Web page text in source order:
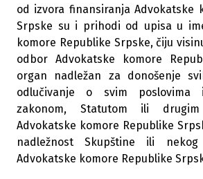
od izvora finansiranja Advokatske
Srpske su i prihodi od upisa u
komore Republike Srpske, čiju
odbor Advokatske komore
organ nadležan za donošenje
odlučivanje o svim
zakonom, Statutom ili
Advokatske komore Republike
nadležnost Skupštine ili
Advokatske komore Republike